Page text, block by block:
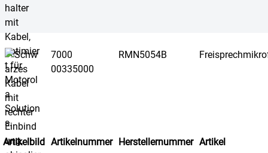
7000
00335000
RMN5054B
Artikelbild Artikelnummer Herstellernummer Artikel